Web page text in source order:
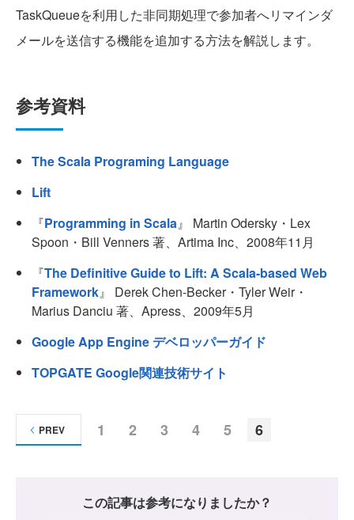
TaskQueueを利用した非同期処理で参加者へリマインダ
メールを送信する機能を追加する方法を解説します。
参考資料
The Scala Programing Language
Lift
『Programming in Scala』 Martin Odersky・Lex
Spoon・Bill Venners 著、Artima Inc、2008年11月
『The Definitive Guide to Lift: A Scala-based Web
Framework』 Derek Chen-Becker・Tyler Weir・
Marius Danciu 著、Apress、2009年5月
Google App Engine デベロッパーガイド
TOPGATE Google関連技術サイト
1 2 3 4 5 6
PREV
この記事は参考になりましたか？